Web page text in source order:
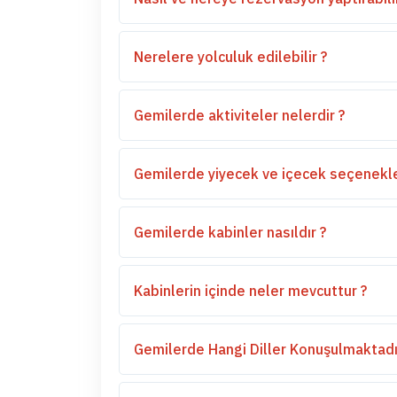
Nerelere yolculuk edilebilir ?
Gemilerde aktiviteler nelerdir ?
Gemilerde yiyecek ve içecek
Gemilerde kabinler nasıldır ?
Kabinlerin içinde neler mevcuttur ?
Gemilerde Hangi Diller